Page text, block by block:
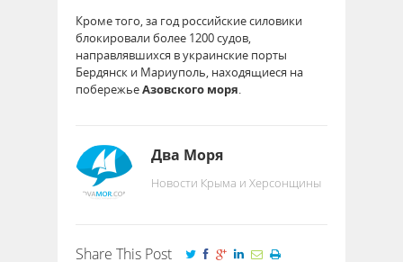
Кроме того, за год российские силовики
блокировали более 1200 судов,
направлявшихся в украинские порты
Бердянск и Мариуполь, находящиеся на
побережьеАзовского моря.
Два Моря
Новости Крыма и Херсонщины
Share This Post